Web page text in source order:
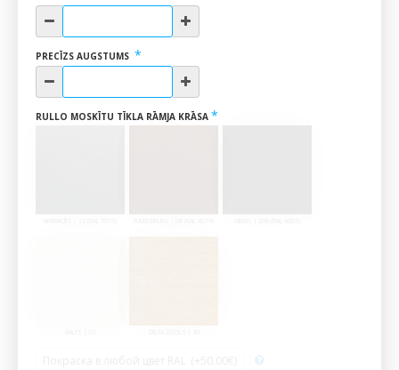
PRECĪZS AUGSTUMS
RULLO MOSKĪTU TĪKLA RĀMJA KRĀSA